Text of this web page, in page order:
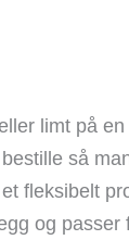
limt på
så
fleksibelt
og